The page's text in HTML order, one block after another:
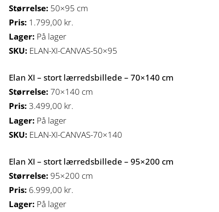
Størrelse: 50×95 cm
Pris: 1.799,00 kr.
Lager: På lager
SKU: ELAN-XI-CANVAS-50×95
Elan XI – stort lærredsbillede – 70×140 cm
Størrelse: 70×140 cm
Pris: 3.499,00 kr.
Lager: På lager
SKU: ELAN-XI-CANVAS-70×140
Elan XI – stort lærredsbillede – 95×200 cm
Størrelse: 95×200 cm
Pris: 6.999,00 kr.
Lager: På lager